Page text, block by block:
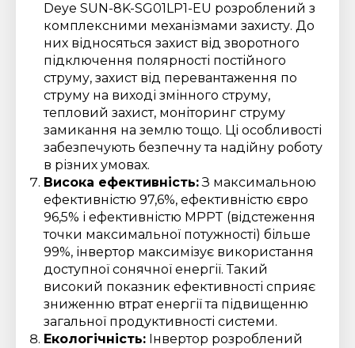
Deye SUN-8K-SG01LP1-EU розроблений з
комплексними механізмами захисту. До
них відносяться захист від зворотного
підключення полярності постійного
струму, захист від перевантаження по
струму на виході змінного струму,
тепловий захист, моніторинг струму
замикання на землю тощо. Ці особливості
забезпечують безпечну та надійну роботу
в різних умовах.
Висока ефективність:З максимальною
ефективністю 97,6%, ефективністю євро
96,5% і ефективністю MPPT (відстеження
точки максимальної потужності) більше
99%, інвертор максимізує використання
доступної сонячної енергії. Такий
високий показник ефективності сприяє
зниженню втрат енергії та підвищенню
загальної продуктивності системи.
Екологічність: Інвертор розроблений